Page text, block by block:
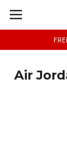
Air